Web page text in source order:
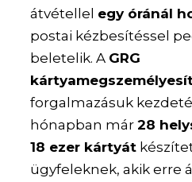
átvétellel egy óránál
postai kézbesítéssel
beletelik. A GRG
forgalmazásuk
hónapban már28
18 ezer kártyát
ügyfeleknek, akik erre